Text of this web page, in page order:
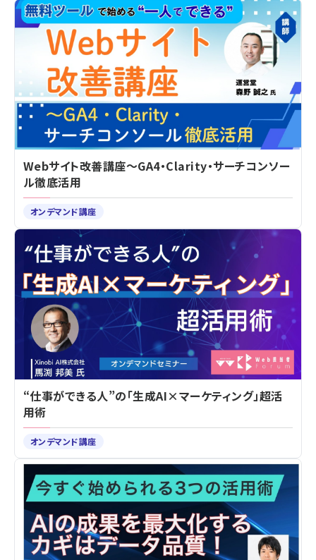
Webサイト改善講座～GA4・Clarity・サーチコンソー
ル徹底活用
オンデマンド講座
“仕事ができる人”の「生成AI×マーケティング」超活
用術
オンデマンド講座